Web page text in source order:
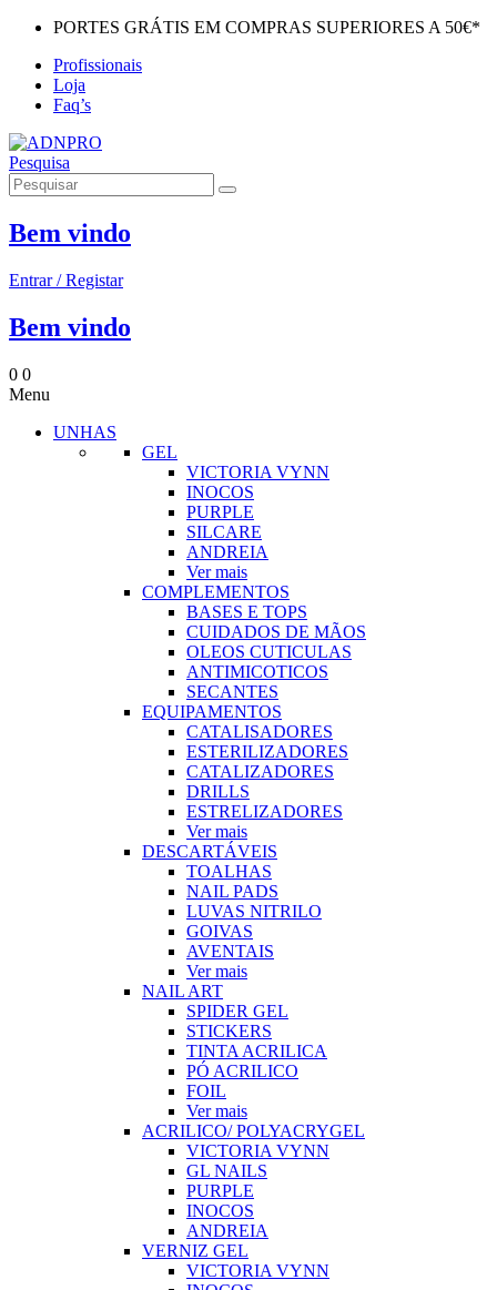
PORTES GRÁTIS EM COMPRAS SUPERIORES A 50€*
Profissionais
Loja
Faq’s
Pesquisa
Bem vindo
Entrar / Registar
Bem vindo
0 0
Menu
UNHAS
GEL
VICTORIA VYNN
INOCOS
PURPLE
SILCARE
ANDREIA
Ver mais
COMPLEMENTOS
BASES E TOPS
CUIDADOS DE MÃOS
OLEOS CUTICULAS
ANTIMICOTICOS
SECANTES
EQUIPAMENTOS
CATALISADORES
ESTERILIZADORES
CATALIZADORES
DRILLS
ESTRELIZADORES
Ver mais
DESCARTÁVEIS
TOALHAS
NAIL PADS
LUVAS NITRILO
GOIVAS
AVENTAIS
Ver mais
NAIL ART
SPIDER GEL
STICKERS
TINTA ACRILICA
PÓ ACRILICO
FOIL
Ver mais
ACRILICO/ POLYACRYGEL
VICTORIA VYNN
GL NAILS
PURPLE
INOCOS
ANDREIA
VERNIZ GEL
VICTORIA VYNN